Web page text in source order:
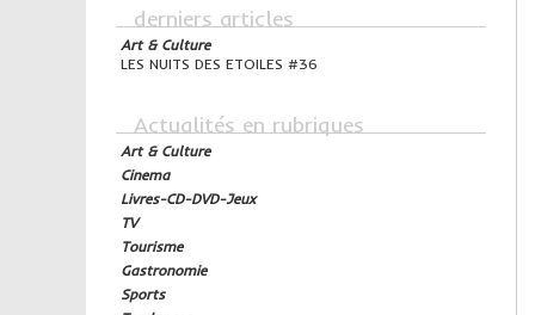
derniers articles
Art & Culture
LES NUITS DES ETOILES #36
Actualités en rubriques
Art & Culture
Cinema
Livres-CD-DVD-Jeux
TV
Tourisme
Gastronomie
Sports